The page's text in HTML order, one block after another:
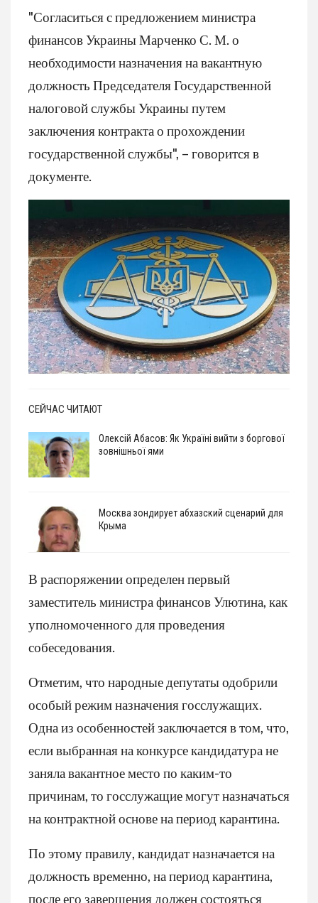
"Согласиться с предложением министра
финансов Украины Марченко С. М. о
необходимости назначения на вакантную
должность Председателя Государственной
налоговой службы Украины путем
заключения контракта о прохождении
государственной службы", – говорится в
документе.
СЕЙЧАС ЧИТАЮТ
Олексій Абасов: Як Україні вийти з боргової
зовнішньої ями
Москва зондирует абхазский сценарий для
Крыма
В распоряжении определен первый
заместитель министра финансов Улютина, как
уполномоченного для проведения
собеседования.
Отметим, что народные депутаты одобрили
особый режим назначения госслужащих.
Одна из особенностей заключается в том, что,
если выбранная на конкурсе кандидатура не
заняла вакантное место по каким-то
причинам, то госслужащие могут назначаться
на контрактной основе на период карантина.
По этому правилу, кандидат назначается на
должность временно, на период карантина,
после его завершения должен состояться